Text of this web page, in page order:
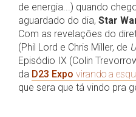
de energia...) quando
aguardado do dia, Star
Com as revelações do
(Phil Lord e Chris Miller, de
Episódio IX (Colin
da D23 Expo virando a
que sera que tá vindo pra